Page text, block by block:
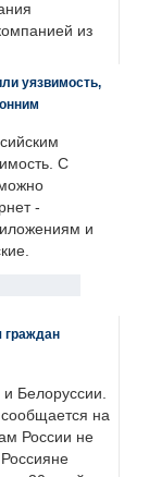
из
уязвимость,
С
-
и
граждан
и Белоруссии.
на
России не